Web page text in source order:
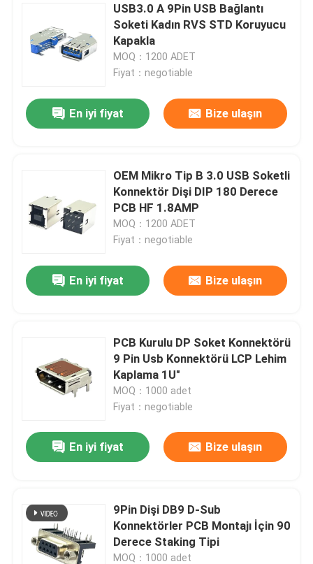
USB3.0 A 9Pin USB Bağlantı
Soketi Kadın RVS STD Koruyucu
Kapakla
MOQ：1200 ADET
Fiyat：negotiable
En iyi fiyat Bize ulaşın
OEM Mikro Tip B 3.0 USB Soketli
Konnektör Dişi DIP 180 Derece
PCB HF 1.8AMP
MOQ：1200 ADET
Fiyat：negotiable
En iyi fiyat Bize ulaşın
PCB Kurulu DP Soket Konnektörü
9 Pin Usb Konnektörü LCP Lehim
Kaplama 1U"
MOQ：1000 adet
Fiyat：negotiable
En iyi fiyat Bize ulaşın
9Pin Dişi DB9 D-Sub
Konnektörler PCB Montajı İçin 90
Derece Staking Tipi
MOQ：1000 adet